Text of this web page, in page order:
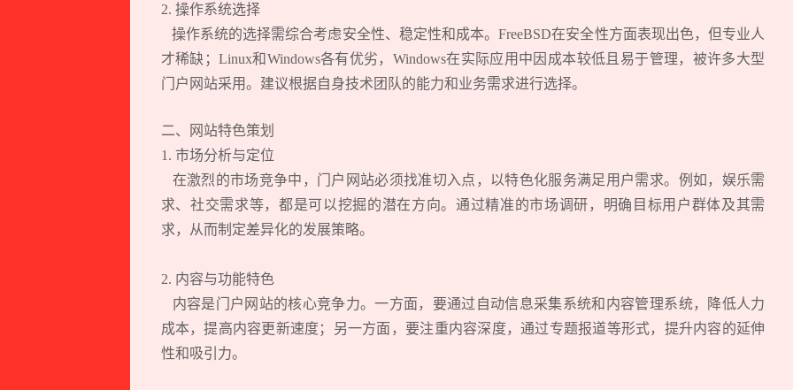
2. 操作系统选择
操作系统的选择需综合考虑安全性、稳定性和成本。FreeBSD在安全性方面表现出色，但专业人
才稀缺；Linux和Windows各有优劣，Windows在实际应用中因成本较低且易于管理，被许多大型
门户网站采用。建议根据自身技术团队的能力和业务需求进行选择。
二、网站特色策划
1. 市场分析与定位
在激烈的市场竞争中，门户网站必须找准切入点，以特色化服务满足用户需求。例如，娱乐需
求、社交需求等，都是可以挖掘的潜在方向。通过精准的市场调研，明确目标用户群体及其需
求，从而制定差异化的发展策略。
2. 内容与功能特色
内容是门户网站的核心竞争力。一方面，要通过自动信息采集系统和内容管理系统，降低人力
成本，提高内容更新速度；另一方面，要注重内容深度，通过专题报道等形式，提升内容的延伸
性和吸引力。